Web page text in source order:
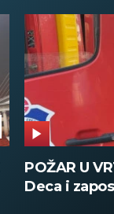
SINIŠA
DOBIO